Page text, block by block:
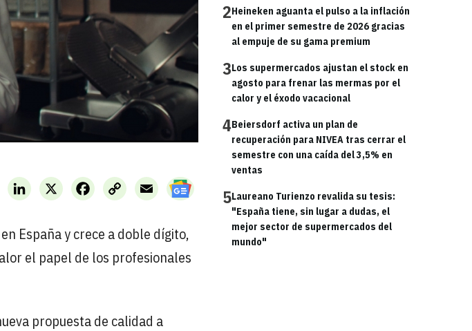
LinkedInX FacebookCopy
Link
Email
2Heineken aguanta el pulso a la inflación
en el primer semestre de 2026 gracias
al empuje de su gama premium
3Los supermercados ajustan el stock en
agosto para frenar las mermas por el
calor y el éxodo vacacional
4Beiersdorf activa un plan de
recuperación para NIVEA tras cerrar el
semestre con una caída del 3,5% en
ventas
5Laureano Turienzo revalida su tesis:
"España tiene, sin lugar a dudas, el
mejor sector de supermercados del
mundo"
España y crece a doble dígito,
el papel de los profesionales
propuesta de calidad a